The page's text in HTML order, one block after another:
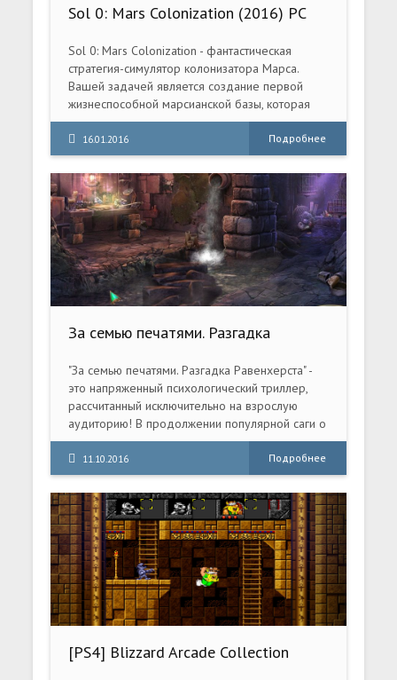
Sol 0: Mars Colonization (2016) PC
Sol 0: Mars Colonization - фантастическая
стратегия-симулятор колонизатора Марса.
Вашей задачей является создание первой
жизнеспособной марсианской базы, которая
может существовать в суровых условиях
Красной планеты. Также следует уделить
внимание освоению марсианских пород,
нахождению воды и полезных ископаемых, а
также скоплений метана, для предотвращения
чрезвычайных ситуаций.
16.01.2016 Подробнее
За семью печатями. Разгадка
издание (2015) PC
"За семью печатями. Разгадка Равенхерста" -
это напряженный психологический триллер,
рассчитанный исключительно на взрослую
аудиторию! В продолжении популярной саги о
Далимарах вы станете свидетелями событий,
произошедших с Алистером в
психиатрической клинике.
11.10.2016 Подробнее
[PS4] Blizzard Arcade Collection
(CUSA26445) [1.02]